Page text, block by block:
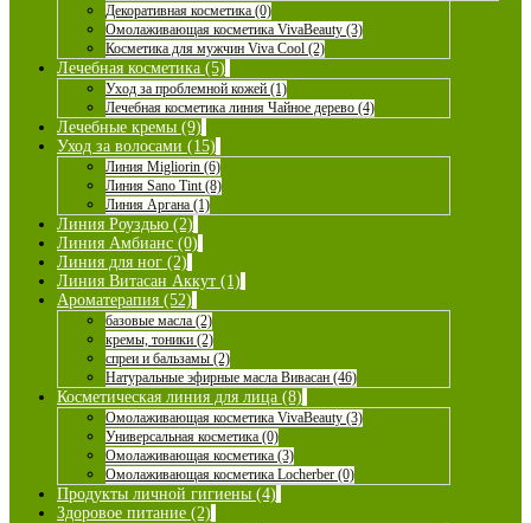
Декоративная косметика (0)
Омолаживающая косметика VivaBeauty (3)
Косметика для мужчин Viva Cool (2)
Лечебная косметика (5)
Уход за проблемной кожей (1)
Лечебная косметика линия Чайное дерево (4)
Лечебные кремы (9)
Уход за волосами (15)
Линия Migliorin (6)
Линия Sano Tint (8)
Линия Аргана (1)
Линия Роуздью (2)
Линия Амбианс (0)
Линия для ног (2)
Линия Витасан Аккут (1)
Ароматерапия (52)
базовые масла (2)
кремы, тоники (2)
спреи и бальзамы (2)
Натуральные эфирные масла Вивасан (46)
Косметическая линия для лица (8)
Омолаживающая косметика VivaBeauty (3)
Универсальная косметика (0)
Омолаживающая косметика (3)
Омолаживающая косметика Locherber (0)
Продукты личной гигиены (4)
Здоровое питание (2)